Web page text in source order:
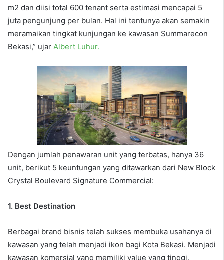
m2 dan diisi total 600 tenant serta estimasi mencapai 5
juta pengunjung per bulan. Hal ini tentunya akan semakin
meramaikan tingkat kunjungan ke kawasan Summarecon
Bekasi,” ujar Albert Luhur.
Dengan jumlah penawaran unit yang terbatas, hanya 36
unit, berikut 5 keuntungan yang ditawarkan dari New Block
Crystal Boulevard Signature Commercial:
1. Best Destination
Berbagai brand bisnis telah sukses membuka usahanya di
kawasan yang telah menjadi ikon bagi Kota Bekasi. Menjadi
kawasan komersial yang memiliki value yang tinggi,